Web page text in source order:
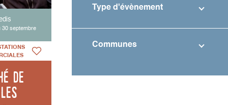
30 septembre
de
Type d'évènement
Communes